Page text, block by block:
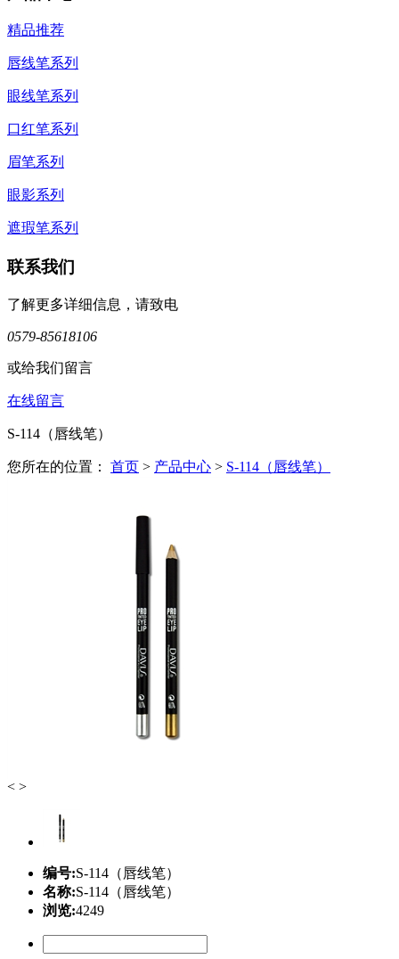
精品推荐
唇线笔系列
眼线笔系列
口红笔系列
眉笔系列
眼影系列
遮瑕笔系列
联系我们
了解更多详细信息，请致电
0579-85618106
或给我们留言
在线留言
S-114（唇线笔）
您所在的位置： 首页 > 产品中心 > S-114（唇线笔）
< >
编号:S-114（唇线笔）
名称:S-114（唇线笔）
浏览:4249